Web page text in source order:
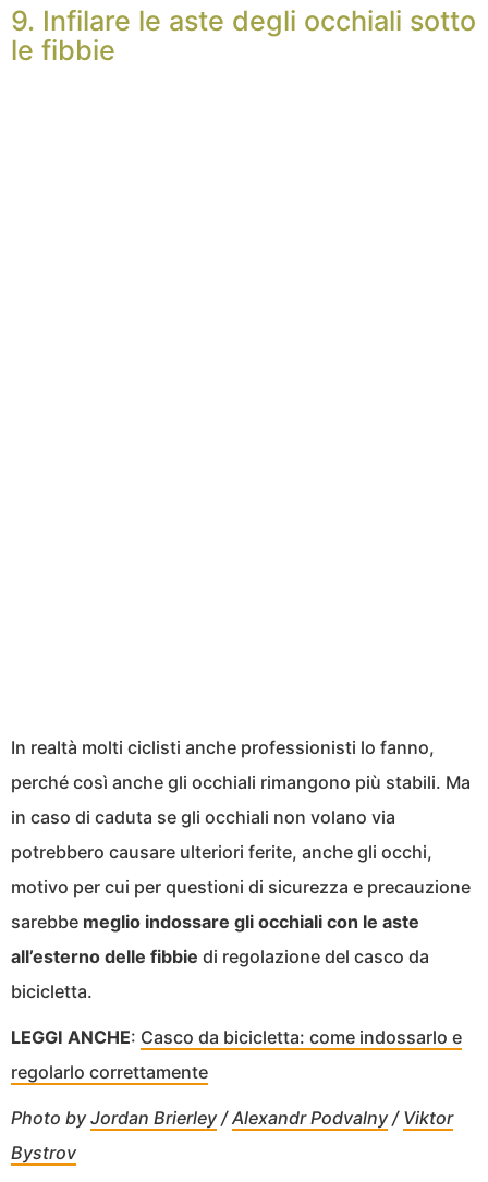
9. Infilare le aste degli occhiali sotto
le fibbie
In realtà molti ciclisti anche professionisti lo fanno,
perché così anche gli occhiali rimangono più stabili. Ma
in caso di caduta se gli occhiali non volano via
potrebbero causare ulteriori ferite, anche gli occhi,
motivo per cui per questioni di sicurezza e precauzione
sarebbe meglio indossare gli occhiali con le aste
all’esterno delle fibbie di regolazione del casco da
bicicletta.
LEGGI ANCHE: Casco da bicicletta: come indossarlo e
regolarlo correttamente
Photo byJordan Brierley/Alexandr Podvalny/ Viktor
Bystrov